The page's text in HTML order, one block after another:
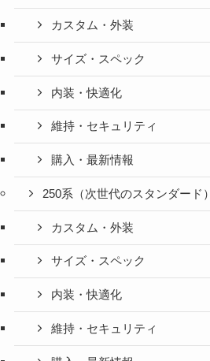
カスタム・外装
サイズ・スペック
内装・快適化
維持・セキュリティ
購入・最新情報
250系（次世代のスタンダード）
カスタム・外装
サイズ・スペック
内装・快適化
維持・セキュリティ